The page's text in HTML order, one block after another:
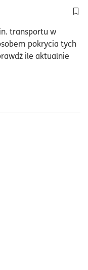
transportu w
pokrycia tych
ile aktualnie